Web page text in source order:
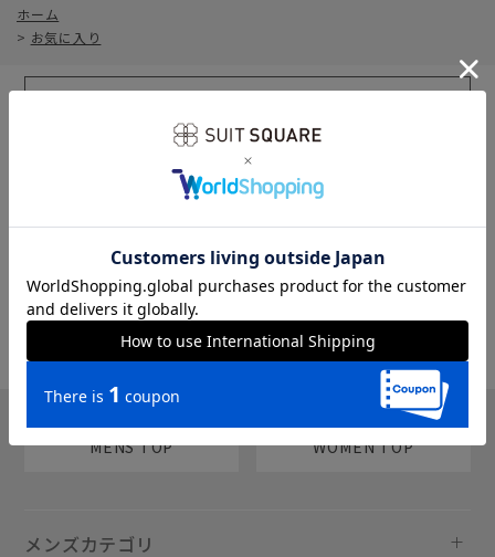
ホーム
> お気に入り
sms
MENS TOP WOMEN TOP
メンズカテゴリ